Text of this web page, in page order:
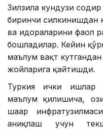
Зилзила кундузи содир
биринчи силкинишдан
ва идораларини фаол
бошладилар. Кейин
маълум вақт
жойларига қайтишди.
Туркия ички ишлар
маълум қилишича,
шаҳар
аниқлаш учун